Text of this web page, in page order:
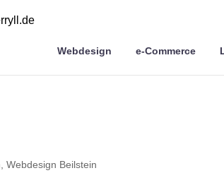
Webdesign e-Commerce
,Webdesign Beilstein